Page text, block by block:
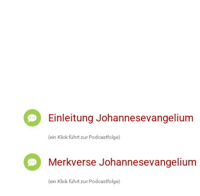
Einleitung Johannesevangelium
(ein Klick führt zur Podcastfolge)
Merkverse Johannesevangelium
(ein Klick führt zur Podcastfolge)